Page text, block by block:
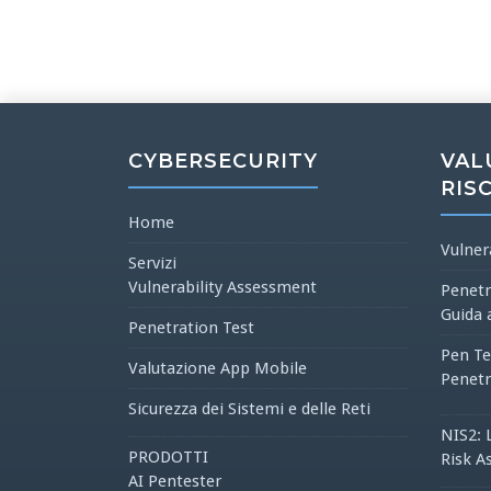
CYBERSECURITY
Home
Servizi
Vulnerability Assessment
Penetration Test
Valutazione App Mobile
Sicurezza dei Sistemi e delle Reti
PRODOTTI
AI Pentester
Guida
Pen
NIS2:
Risk